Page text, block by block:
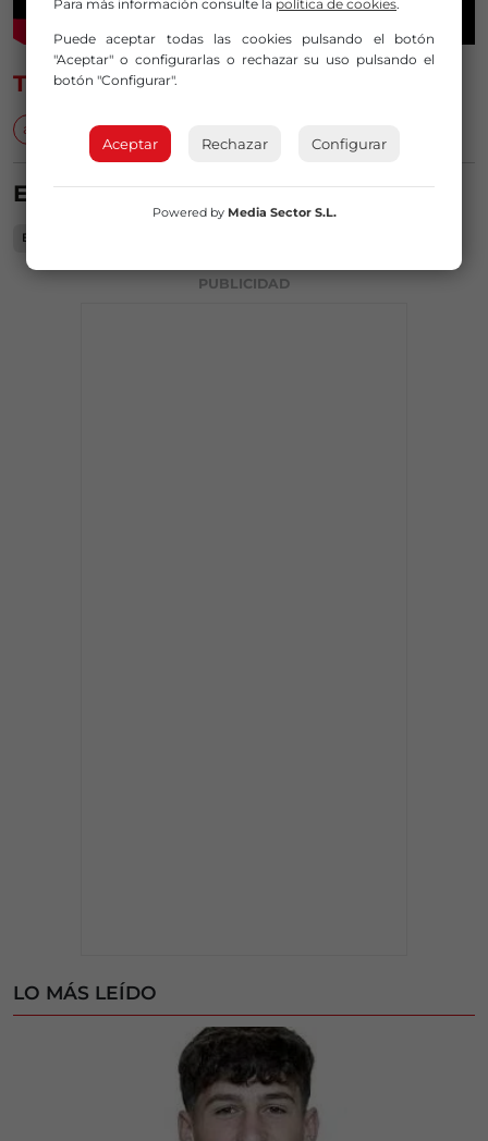
TEMAS
aniversarios Bilbao
ESTA NOTICIA SUCEDE EN...
Bilbao
PUBLICIDAD
LO MÁS LEÍDO
Para más información consulte la política de cookies.
Puede aceptar todas las cookies pulsando el botón
"Aceptar" o configurarlas o rechazar su uso pulsando el
botón "Configurar".
Aceptar Rechazar Configurar
Powered by Media Sector S.L.